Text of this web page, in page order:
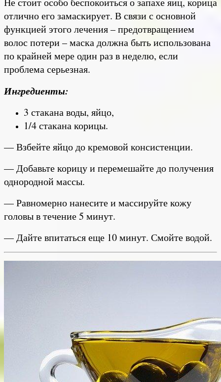
отлично его замаскирует. В связи с основной
функцией этого лечения – предотвращением
волос потери – маска должна быть использована
по крайней мере один раз в неделю, если
проблема серьезная.
Ингредиенты:
3 стакана воды, яйцо,
1/4 стакана корицы.
— Взбейте яйцо до кремовой консистенции.
— Добавьте корицу и перемешайте до получения
однородной массы.
— Равномерно нанесите и массируйте кожу
головы в течение 5 минут.
— Дайте впитаться еще 10 минут. Смойте водой.